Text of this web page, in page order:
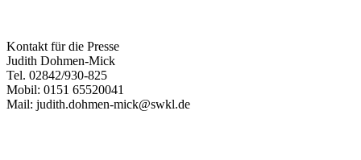
Kontakt für die Presse
Judith Dohmen-Mick
Tel. 02842/930-825
Mobil: 0151 65520041
Mail: judith.dohmen-mick@swkl.de